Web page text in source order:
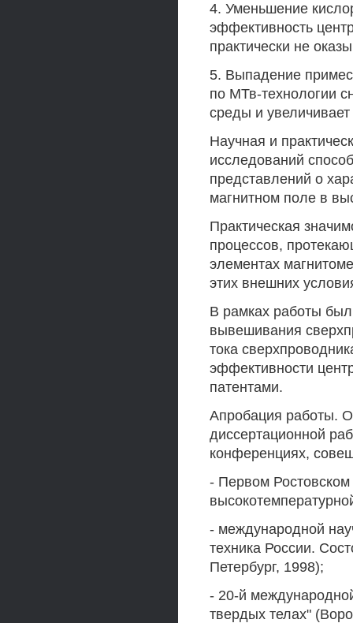
4. Уменьшение
эффективность
практически не
5. Выпадение
по МТв-технологии
среды и
Научная и
исследований
представлений о
магнитном поле в
Практическая
процессов,
элементах
этих внешних
В рамках работы
вывешивания
тока
эффективности
патентами.
Апробация работы.
диссертационной
конференциях,
- Первом
- международной
техника России.
Петербург, 1998);
- 20-й
твердых телах"